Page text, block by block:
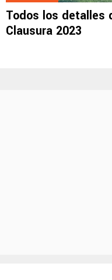
Todos los detalles
Clausura 2023